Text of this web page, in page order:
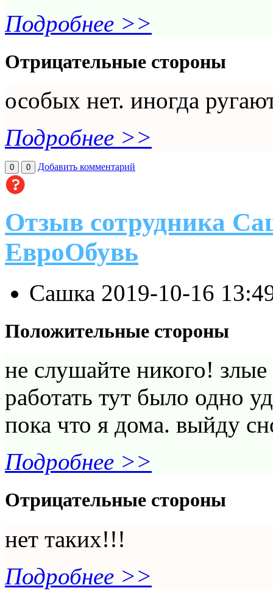
Подробнее >>
Отрицательные стороны
особых нет. иногда
Подробнее >>
0 0 Добавить комментарий
Отзыв сотрудника
ЕвроОбувь
Сашка 2019-10-16
Положительные стороны
не слушайте никого!
работать тут было одно
пока что я дома. выйду
Подробнее >>
Отрицательные стороны
нет таких!!!
Подробнее >>